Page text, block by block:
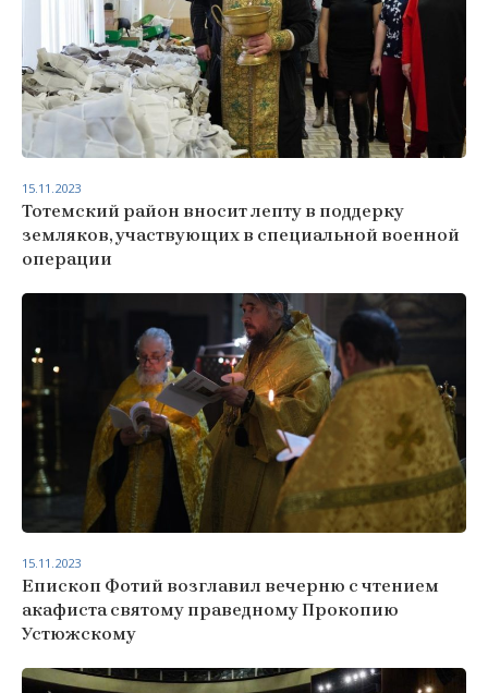
Тотемский район вносит лепту в поддерку
земляков, участвующих в специальной военной
операции
15.11.2023
Епископ Фотий возглавил вечерню с чтением
акафиста святому праведному Прокопию
Устюжскому
15.11.2023